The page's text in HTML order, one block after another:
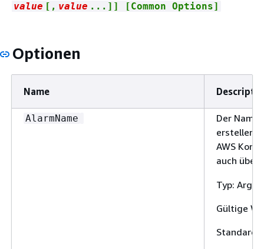
value [, value ...]] [Common Options]
Optionen
Name
AlarmName
Der Name
AWS
auch über
Typ:
Gültige
Standard: